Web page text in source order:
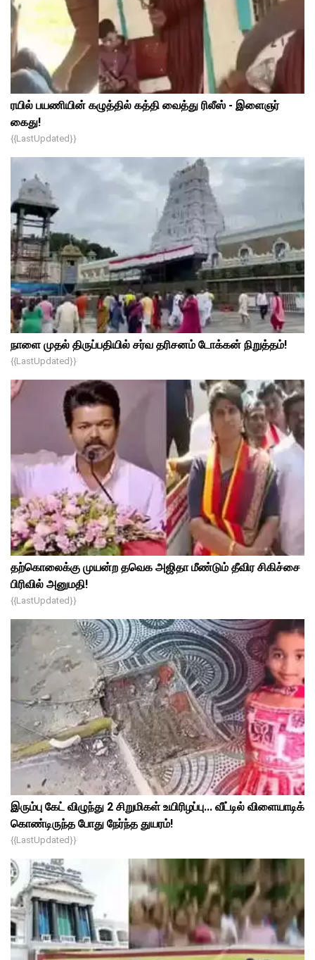
ரயில் பயணியின் கழுத்தில் கத்தி வைத்து ரிலீஸ் - இளைஞர்
கைது!
{{lastUpdated}}
நாளை முதல் திருப்பதியில் சர்வ தரிசனம் டோக்கன் நிறுத்தம்!
{{lastUpdated}}
தற்கொலைக்கு முயன்ற தவெக அஜிதா மீண்டும் தீவிர சிகிச்சை
பிரிவில் அனுமதி!
{{lastUpdated}}
இரும்பு கேட் விழுந்து 2 சிறுமிகள் உயிரிழப்பு... வீட்டில் விளையாடிக்
கொண்டிருந்த போது நேர்ந்த துயரம்!
{{lastUpdated}}